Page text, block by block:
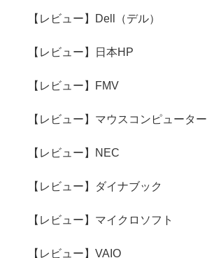
【レビュー】Dell（デル）
【レビュー】日本HP
【レビュー】FMV
【レビュー】マウスコンピューター
【レビュー】NEC
【レビュー】ダイナブック
【レビュー】マイクロソフト
【レビュー】VAIO